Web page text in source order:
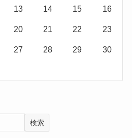
13 14 15 16
20 21 22 23
27 28 29 30
検索